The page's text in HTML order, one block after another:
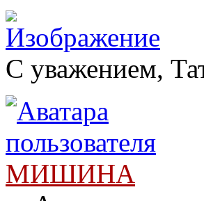
С уважением,
МИШИНА